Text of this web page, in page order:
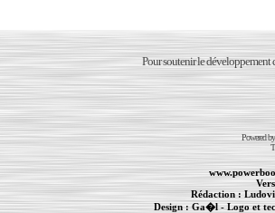
Pour soutenir le développement
Powered
Rédaction :
Design : Ga�l- Logo et